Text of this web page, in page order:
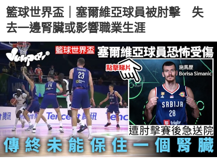
籃球世界盃｜塞爾維亞球員被肘擊 失
去一邊腎臟或影響職業生涯